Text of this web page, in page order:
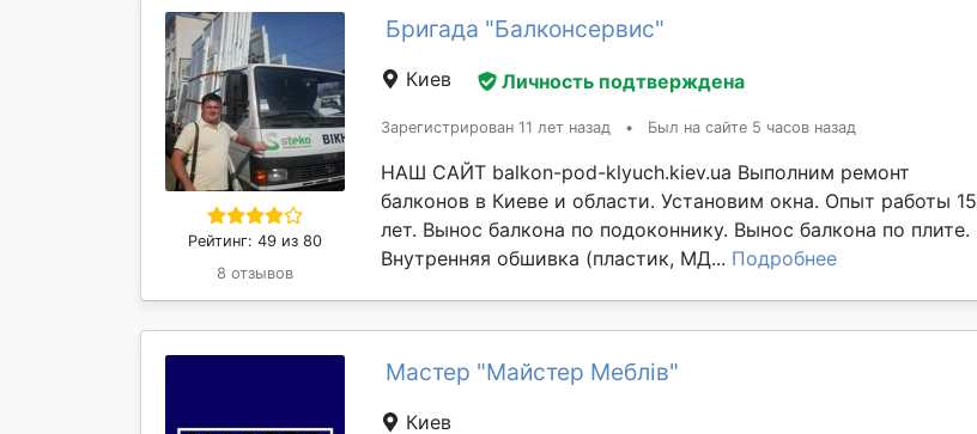
Рейтинг: 49 из 80
8 отзывов
Бригада "Балконсервис"
Киев Личность подтверждена
Зарегистрирован 11 лет назад • Был на сайте 5 часов назад
НАШ САЙТ balkon-pod-klyuch.kiev.ua Выполним ремонт
балконов в Киеве и области. Установим окна. Опыт работы 15
лет. Вынос балкона по подоконнику. Вынос балкона по плите.
Внутренняя обшивка (пластик, МД... Подробнее
Мастер "Майстер Меблів"
Киев